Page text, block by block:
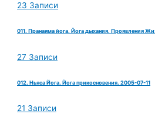
23 Записи
011. Пранаяма йога. Йога дыхания. Проявления
27 Записи
012. Ньяса Йога. Йога прикосновения. 2005-07-11
21 Записи